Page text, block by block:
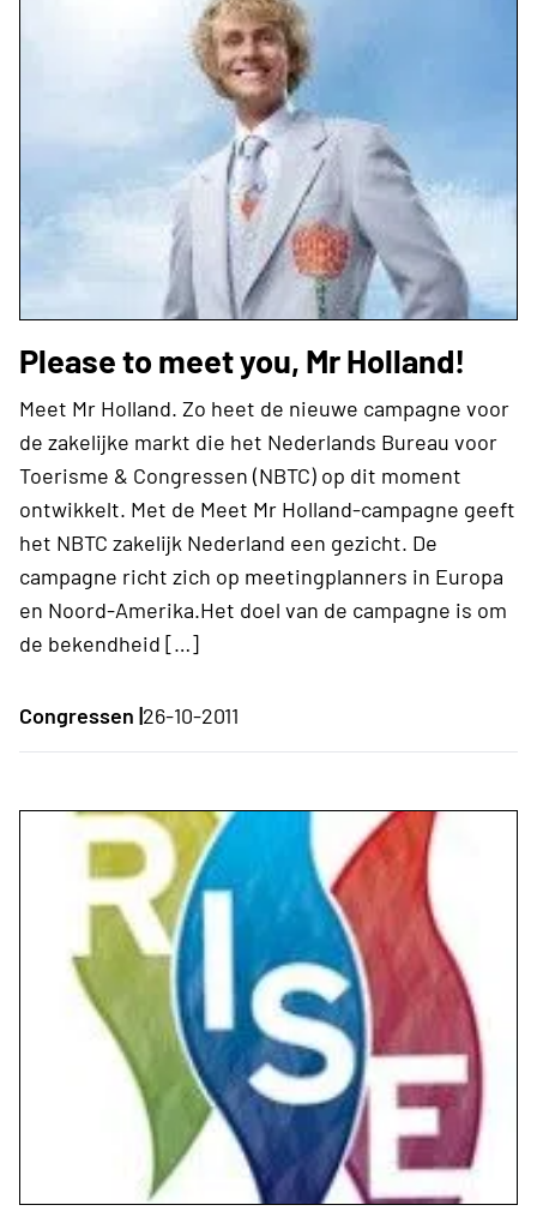
Please to meet you, Mr Holland!
Meet Mr Holland. Zo heet de nieuwe campagne voor
de zakelijke markt die het Nederlands Bureau voor
Toerisme & Congressen (NBTC) op dit moment
ontwikkelt. Met de Meet Mr Holland-campagne geeft
het NBTC zakelijk Nederland een gezicht. De
campagne richt zich op meetingplanners in Europa
en Noord-Amerika.Het doel van de campagne is om
de bekendheid […]
Congressen |26-10-2011